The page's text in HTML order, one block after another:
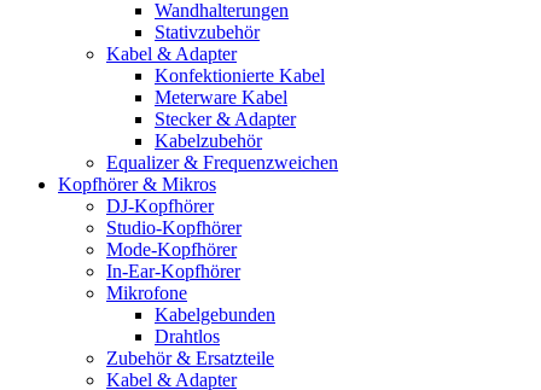
Wandhalterungen
Stativzubehör
Kabel & Adapter
Konfektionierte Kabel
Meterware Kabel
Stecker & Adapter
Kabelzubehör
Equalizer & Frequenzweichen
Kopfhörer & Mikros
DJ-Kopfhörer
Studio-Kopfhörer
Mode-Kopfhörer
In-Ear-Kopfhörer
Mikrofone
Kabelgebunden
Drahtlos
Zubehör & Ersatzteile
Kabel & Adapter